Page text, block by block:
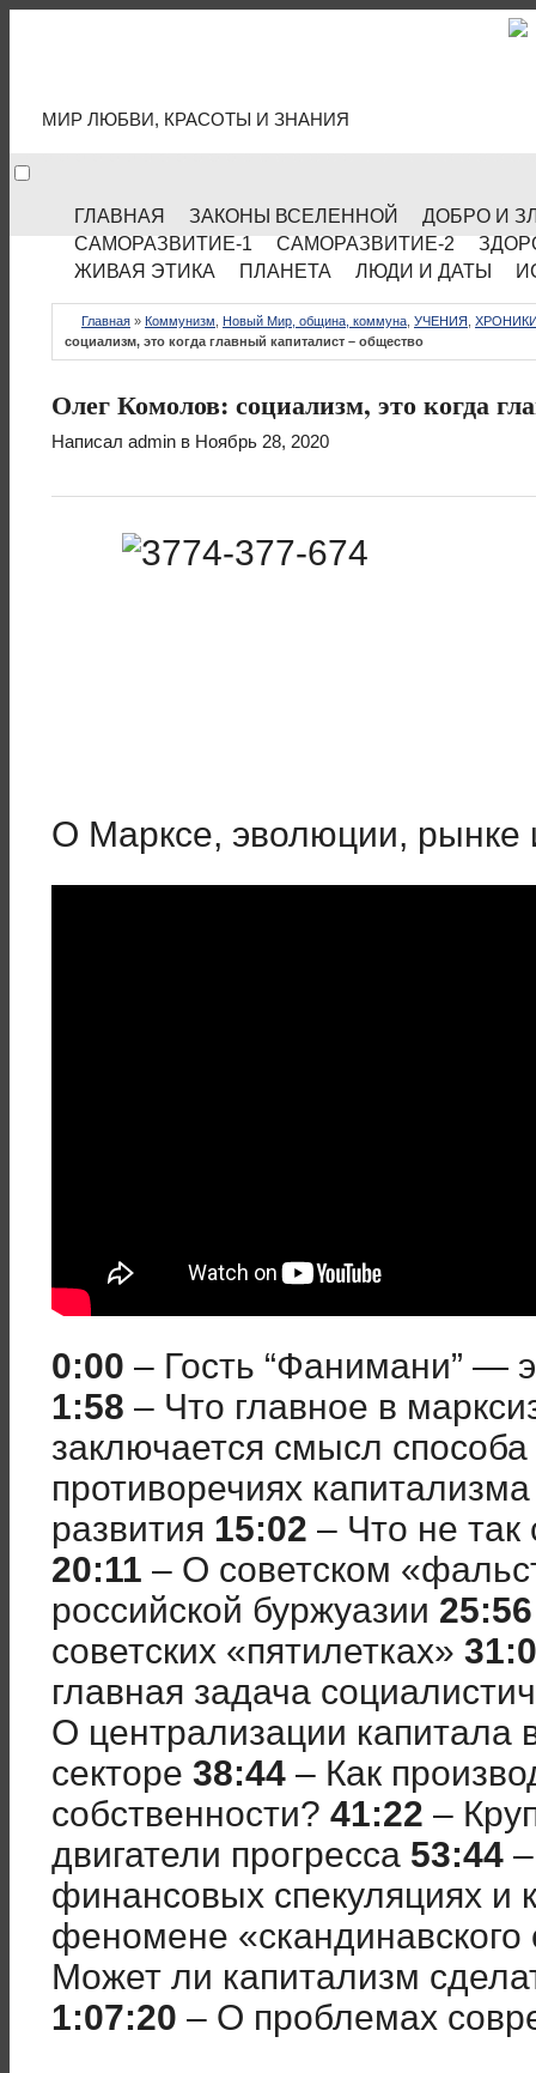
МИР ЛЮБВИ, КРАСОТЫ И ЗНАНИЯ
ГЛАВНАЯ ЗАКОНЫ ВСЕЛЕННОЙ
ДОБРО И
САМОРАЗВИТИЕ-1
САМОРАЗВИТИЕ-2
ЖИВАЯ ЭТИКА
ПЛАНЕТА ЛЮДИ И ДАТЫ
Главная » Коммунизм Новый Мир, община, коммуна УЧЕНИЯ
социализм, это когда главный капиталист – общество
Олег Комолов: социализм, это когда
Написал admin в Ноябрь 28, 2020
О Марксе, эволюции, рынке
0:00 – Гость “Фанимани” —
1:58 – Что главное в
заключается смысл
противоречиях
развития 15:02 – Что не
20:11 – О советском
российской буржуазии 25:56
советских «пятилетках»
главная задача
О централизации
секторе 38:44 – Как
собственности? 41:22 –
двигатели прогресса 53:44
финансовых спекуляциях и
феномене
Может ли капитализм
1:07:20 – О проблемах